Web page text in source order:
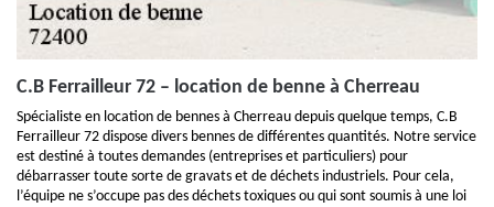
C.B Ferrailleur 72 – location de benne à Cherreau
Spécialiste en location de bennes à Cherreau depuis quelque temps, C.B
Ferrailleur 72 dispose divers bennes de différentes quantités. Notre service
est destiné à toutes demandes (entreprises et particuliers) pour
débarrasser toute sorte de gravats et de déchets industriels. Pour cela,
l’équipe ne s’occupe pas des déchets toxiques ou qui sont soumis à une loi